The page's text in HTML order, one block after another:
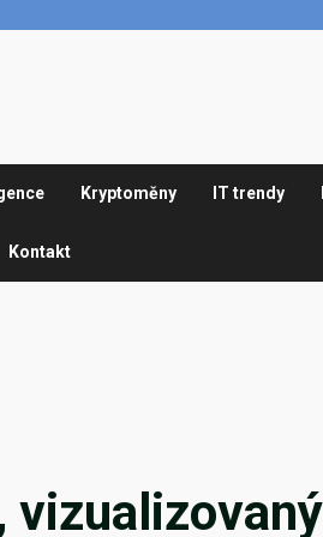
Kryptoměny IT trendy
Kontakt
vizualizovaný